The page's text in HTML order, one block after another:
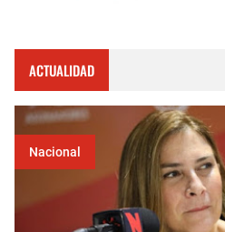
ACTUALIDAD
Nacional